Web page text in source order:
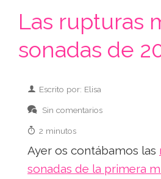
Las rupturas
sonadas de
Escrito por: Elisa
Sin comentarios
2 minutos
Ayer os contábamos las
sonadas de la primera